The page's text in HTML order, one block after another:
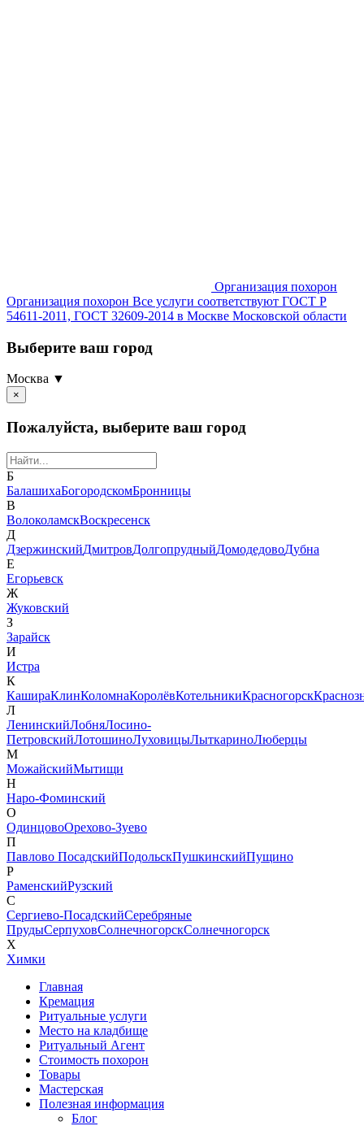
Организация похорон
Организация похорон Все услуги соответствуют ГОСТ Р
54611-2011, ГОСТ 32609-2014 в Москве Московской области
Выберите ваш город
Москва ▼
×
Пожалуйста, выберите ваш город
Б
БалашихаБогородскомБронницы
В
ВолоколамскВоскресенск
Д
ДзержинскийДмитровДолгопрудныйДомодедовоДубна
Е
Егорьевск
Ж
Жуковский
З
Зарайск
И
Истра
К
КашираКлинКоломнаКоролёвКотельникиКрасногорск
Л
ЛенинскийЛобняЛосино-
ПетровскийЛотошиноЛуховицыЛыткариноЛюберцы
М
МожайскийМытищи
Н
Наро-Фоминский
О
ОдинцовоОрехово-Зуево
П
Павлово ПосадскийПодольскПушкинскийПущино
Р
РаменскийРузский
С
Сергиево-ПосадскийСеребряные
ПрудыСерпуховСолнечногорскСолнечногорск
Х
Химки
Главная
Кремация
Ритуальные услуги
Место на кладбище
Ритуальный Агент
Стоимость похорон
Товары
Мастерская
Полезная информация
Блог